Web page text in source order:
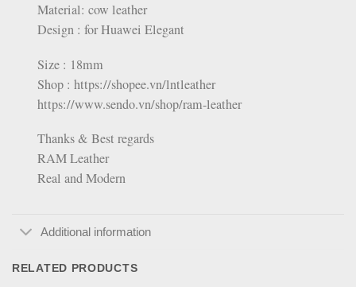
Material: cow leather
Design : for Huawei Elegant
Size : 18mm
Shop : https://shopee.vn/lntleather
https://www.sendo.vn/shop/ram-leather
Thanks & Best regards
RAM Leather
Real and Modern
Additional information
RELATED PRODUCTS